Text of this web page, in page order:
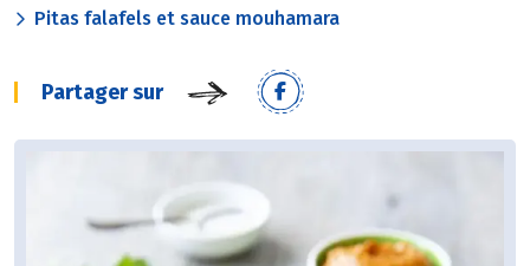
Pitas falafels et sauce mouhamara
Partager sur